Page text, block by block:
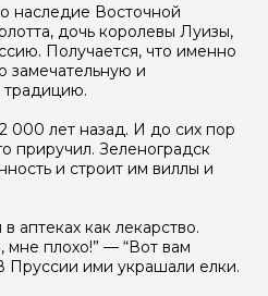
3 500 ₽ 3 500 ₽ 3 500 ₽
18 19 20
25
12
наследие Восточной
дочь королевы Луизы,
Получается, что именно
замечательную и
лет назад. И до сих пор
приручил. Зеленоградск
и строит им виллы и
как лекарство.
мне плохо!” — “Вот вам
Пруссии ими украшали елки.